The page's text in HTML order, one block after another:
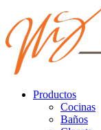
Productos
Cocinas
Baños